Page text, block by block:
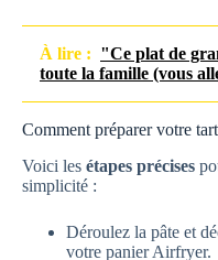
À lire : "Ce plat de
toute la famille (vous
Comment préparer votre
Voici les étapes précises
simplicité :
Déroulez la pâte et
votre panier Airfryer.